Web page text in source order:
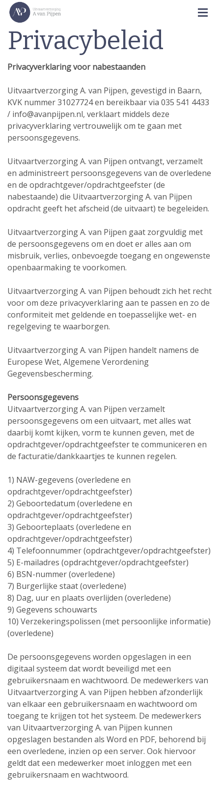
Privacybeleid
Privacyverklaring voor nabestaanden
Uitvaartverzorging A. van Pijpen, gevestigd in Baarn,
KVK nummer 31027724 en bereikbaar via 035 541 4433
/ info@avanpijpen.nl, verklaart middels deze
privacyverklaring vertrouwelijk om te gaan met
persoonsgegevens.
Uitvaartverzorging A. van Pijpen ontvangt, verzamelt
en administreert persoonsgegevens van de overledene
en de opdrachtgever/opdrachtgeefster (de
nabestaande) die Uitvaartverzorging A. van Pijpen
opdracht geeft het afscheid (de uitvaart) te begeleiden.
Uitvaartverzorging A. van Pijpen gaat zorgvuldig met
de persoonsgegevens om en doet er alles aan om
misbruik, verlies, onbevoegde toegang en ongewenste
openbaarmaking te voorkomen.
Uitvaartverzorging A. van Pijpen behoudt zich het recht
voor om deze privacyverklaring aan te passen en zo de
conformiteit met geldende en toepasselijke wet- en
regelgeving te waarborgen.
Uitvaartverzorging A. van Pijpen handelt namens de
Europese Wet, Algemene Verordening
Gegevensbescherming.
Persoonsgegevens
Uitvaartverzorging A. van Pijpen verzamelt
persoonsgegevens om een uitvaart, met alles wat
daarbij komt kijken, vorm te kunnen geven, met de
opdrachtgever/opdrachtgeefster te communiceren en
de facturatie/dankkaartjes te kunnen regelen.
1) NAW-gegevens (overledene en
opdrachtgever/opdrachtgeefster)
2) Geboortedatum (overledene en
opdrachtgever/opdrachtgeefster)
3) Geboorteplaats (overledene en
opdrachtgever/opdrachtgeefster)
4) Telefoonnummer (opdrachtgever/opdrachtgeefster)
5) E-mailadres (opdrachtgever/opdrachtgeefster)
6) BSN-nummer (overledene)
7) Burgerlijke staat (overledene)
8) Dag, uur en plaats overlijden (overledene)
9) Gegevens schouwarts
10) Verzekeringspolissen (met persoonlijke informatie)
(overledene)
De persoonsgegevens worden opgeslagen in een
digitaal systeem dat wordt beveiligd met een
gebruikersnaam en wachtwoord. De medewerkers van
Uitvaartverzorging A. van Pijpen hebben afzonderlijk
van elkaar een gebruikersnaam en wachtwoord om
toegang te krijgen tot het systeem. De medewerkers
van Uitvaartverzorging A. van Pijpen kunnen
opgeslagen bestanden als Word en PDF, behorend bij
een overledene, inzien op een server. Ook hiervoor
geldt dat een medewerker moet inloggen met een
gebruikersnaam en wachtwoord.